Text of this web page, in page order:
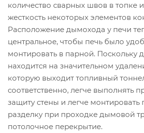
количество сварных швов в топке
жесткость некоторых элементов
Расположение дымохода у печи
центральное, чтобы печь было
монтировать в парной. Поскольку
находится на значительном
которую выходит топливный
соответственно, легче выполнять
защиту стены и легче монтировать
разделку при проходке дымовой
потолочное перекрытие.